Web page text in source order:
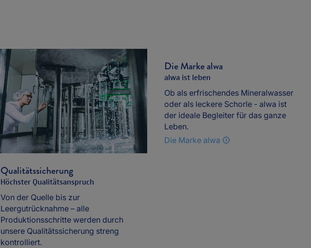
Qualitätssicherung
Höchster Qualitätsanspruch
Von der Quelle bis zur
Leergutrücknahme – alle
Produktionsschritte werden durch
unsere Qualitätssicherung streng
kontrolliert.
Die Marke alwa
alwa ist leben
Ob als erfrischendes Mineralwasser
oder als leckere Schorle - alwa ist
der ideale Begleiter für das ganze
Leben.
Die Marke alwa